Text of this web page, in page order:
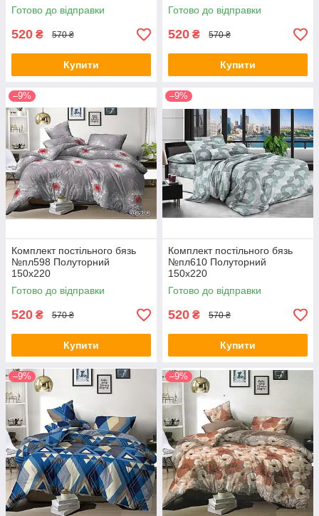
Готово до відправки
520 ₴ 570 ₴
Купити
Готово до відправки
520 ₴ 570 ₴
Купити
–9%
Комплект постільного бязь
№пл598 Полуторний
150х220
Готово до відправки
520 ₴ 570 ₴
Купити
–9%
Комплект постільного бязь
№пл610 Полуторний
150х220
Готово до відправки
520 ₴ 570 ₴
Купити
–9% –9%